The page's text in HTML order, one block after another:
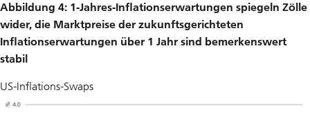
Abbildung 4: 1-Jahres-Inflationserwartungen spiegeln Zölle
wider, die Marktpreise der zukunftsgerichteten
Inflationserwartungen über 1 Jahr sind bemerkenswert
stabil
US-Inflations-Swaps